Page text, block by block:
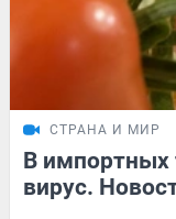
СТРАНА И МИР
В импортных
вирус.